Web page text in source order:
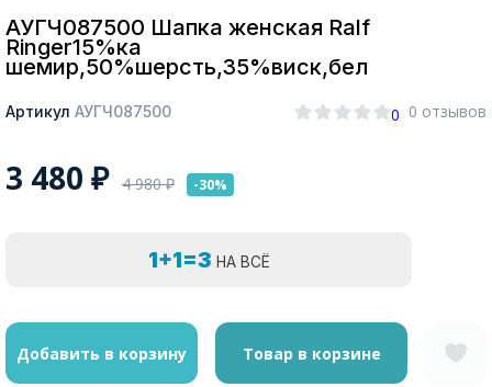
АУГЧ087500 Шапка женская Ralf
Ringer15%ка
шемир,50%шерсть,35%виск,бел
Артикул АУГЧ087500 0 0 отзывов
3 480 ₽ 4 980₽ -30%
1+1=3 НА ВСЁ
Добавить в корзину Товар в корзине